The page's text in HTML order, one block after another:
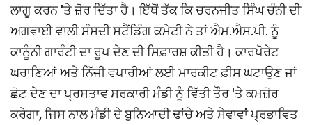
ਲਾਗੂ ਕਰਨ 'ਤੇ ਜ਼ੋਰ ਦਿੱਤਾ ਹੈ। ਇੱਥੋਂ ਤੱਕ ਕਿ ਚਰਨਜੀਤ ਸਿੰਘ ਚੰਨੀ ਦੀ
ਅਗਵਾਈ ਵਾਲੀ ਸੰਸਦੀ ਸਟੈਂਡਿੰਗ ਕਮੇਟੀ ਨੇ ਤਾਂ ਐਮ.ਐਸ.ਪੀ. ਨੂੰ
ਕਾਨੂੰਨੀ ਗਾਰੰਟੀ ਦਾ ਰੂਪ ਦੇਣ ਦੀ ਸਿਫ਼ਾਰਸ਼ ਕੀਤੀ ਹੈ। ਕਾਰਪੋਰੇਟ
ਘਰਾਣਿਆਂ ਅਤੇ ਨਿੱਜੀ ਵਪਾਰੀਆਂ ਲਈ ਮਾਰਕੀਟ ਫ਼ੀਸ ਘਟਾਉਣ ਜਾਂ
ਛੋਟ ਦੇਣ ਦਾ ਪ੍ਰਸਤਾਵ ਸਰਕਾਰੀ ਮੰਡੀ ਨੂੰ ਵਿੱਤੀ ਤੌਰ 'ਤੇ ਕਮਜ਼ੋਰ
ਕਰੇਗਾ, ਜਿਸ ਨਾਲ ਮੰਡੀ ਦੇ ਬੁਨਿਆਦੀ ਢਾਂਚੇ ਅਤੇ ਸੇਵਾਵਾਂ ਪ੍ਰਭਾਵਿਤ